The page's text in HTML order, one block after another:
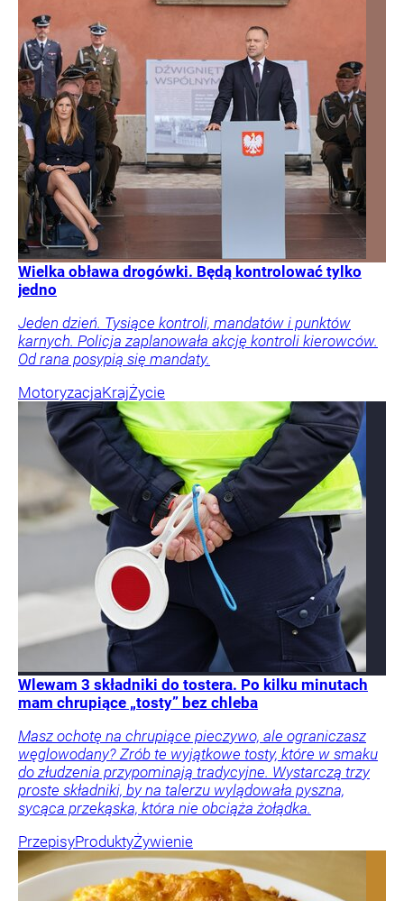
Wielka obława drogówki. Będą kontrolować tylko
jedno
Jeden dzień. Tysiące kontroli, mandatów i punktów
karnych. Policja zaplanowała akcję kontroli kierowców.
Od rana posypią się mandaty.
MotoryzacjaKrajŻycie
Wlewam 3 składniki do tostera. Po kilku minutach
mam chrupiące „tosty” bez chleba
Masz ochotę na chrupiące pieczywo, ale ograniczasz
węglowodany? Zrób te wyjątkowe tosty, które w smaku
do złudzenia przypominają tradycyjne. Wystarczą trzy
proste składniki, by na talerzu wylądowała pyszna,
sycąca przekąska, która nie obciąża żołądka.
PrzepisyProduktyŻywienie